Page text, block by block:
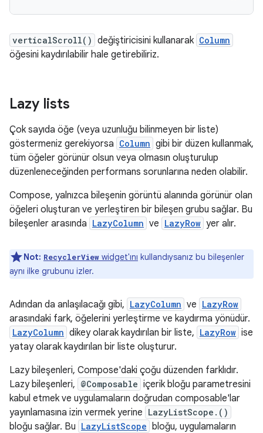
verticalScroll() değiştiricisini kullanarak Column
öğesini kaydırılabilir hale getirebiliriz.
Lazy lists
Çok sayıda öğe (veya uzunluğu bilinmeyen bir liste)
göstermeniz gerekiyorsa Column gibi bir düzen kullanmak,
tüm öğeler görünür olsun veya olmasın oluşturulup
düzenleneceğinden performans sorunlarına neden olabilir.
Compose, yalnızca bileşenin görüntü alanında görünür olan
öğeleri oluşturan ve yerleştiren bir bileşen grubu sağlar. Bu
bileşenler arasında LazyColumn ve LazyRow yer alır.
Not: RecyclerView widget'ını kullandıysanız bu bileşenler
aynı ilke grubunu izler.
Adından da anlaşılacağı gibi, LazyColumn ve LazyRow
arasındaki fark, öğelerini yerleştirme ve kaydırma yönüdür.
LazyColumn dikey olarak kaydırılan bir liste, LazyRow ise
yatay olarak kaydırılan bir liste oluşturur.
Lazy bileşenleri, Compose'daki çoğu düzenden farklıdır.
Lazy bileşenleri, @Composable içerik bloğu parametresini
kabul etmek ve uygulamaların doğrudan composable'lar
yayınlamasına izin vermek yerine LazyListScope.()
bloğu sağlar. Bu LazyListScope bloğu, uygulamaların